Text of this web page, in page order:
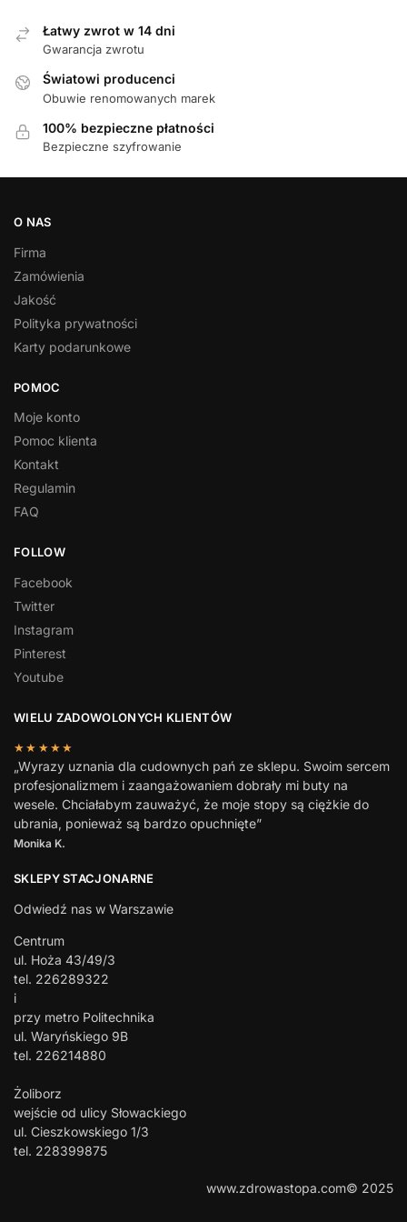
Łatwy zwrot w 14 dni
Gwarancja zwrotu
Światowi producenci
Obuwie renomowanych marek
100% bezpieczne płatności
Bezpieczne szyfrowanie
O NAS
Firma
Zamówienia
Jakość
Polityka prywatności
Karty podarunkowe
POMOC
Moje konto
Pomoc klienta
Kontakt
Regulamin
FAQ
FOLLOW
Facebook
Twitter
Instagram
Pinterest
Youtube
WIELU ZADOWOLONYCH KLIENTÓW
★★★★★
„Wyrazy uznania dla cudownych pań ze sklepu. Swoim sercem
profesjonalizmem i zaangażowaniem dobrały mi buty na
wesele. Chciałabym zauważyć, że moje stopy są ciężkie do
ubrania, ponieważ są bardzo opuchnięte”
Monika K.
SKLEPY STACJONARNE
Odwiedź nas w Warszawie
Centrum
ul. Hoża 43/49/3
tel. 226289322
i
przy metro Politechnika
ul. Waryńskiego 9B
tel. 226214880
Żoliborz
wejście od ulicy Słowackiego
ul. Cieszkowskiego 1/3
tel. 228399875
www.zdrowastopa.com© 2025